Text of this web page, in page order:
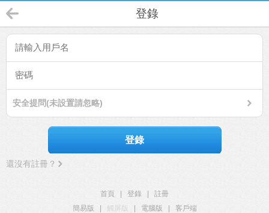
登錄
安全提問(未設置請忽略)
登錄
還沒有註冊？
首頁 登錄
註冊
簡易版
觸屏版 電腦版
客戶端